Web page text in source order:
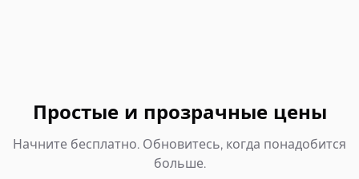
Простые и прозрачные цены
Начните бесплатно. Обновитесь, когда понадобится
больше.